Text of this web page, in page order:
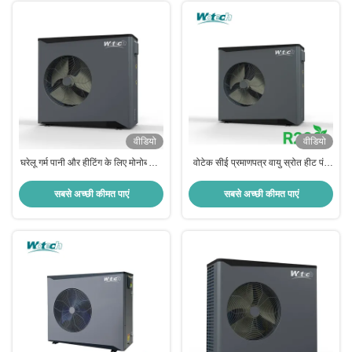
वीडियो
घरेलू गर्म पानी और हीटिंग के लिए मोनोब्लॉक
पंप
सबसे अच्छी कीमत पाएं
वीडियो
वोटेक सीई प्रमाणपत्र वायु स्रोत हीट पंप
सबसे अच्छी कीमत पाएं